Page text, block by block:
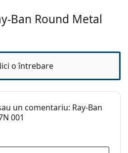
Ban Round Metal
o întrebare
un comentariu: Ray-Ban
001